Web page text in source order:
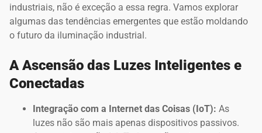
industriais, não é exceção a essa regra. Vamos explorar
algumas das tendências emergentes que estão moldando
o futuro da iluminação industrial.
A Ascensão das Luzes Inteligentes e
Conectadas
Integração com a Internet das Coisas (IoT): As
luzes não são mais apenas dispositivos passivos.